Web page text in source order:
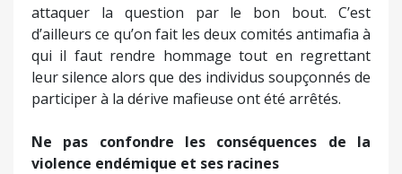
attaquer la question par le bon bout. C’est
d’ailleurs ce qu’on fait les deux comités antimafia à
qui il faut rendre hommage tout en regrettant
leur silence alors que des individus soupçonnés de
participer à la dérive mafieuse ont été arrêtés.
Ne pas confondre les conséquences de la
violence endémique et ses racines